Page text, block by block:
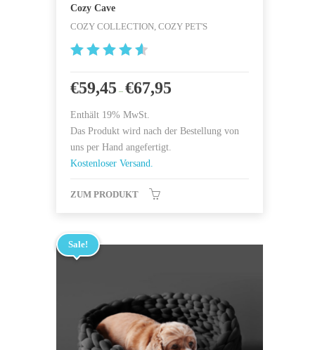
Cozy Cave
COZY COLLECTION, COZY PET'S
6666667
von 5
€59,45 – €67,95
Enthält 19% MwSt.
Das Produkt wird nach der Bestellung von
uns per Hand angefertigt.
Kostenloser Versand.
ZUM PRODUKT
Sale!